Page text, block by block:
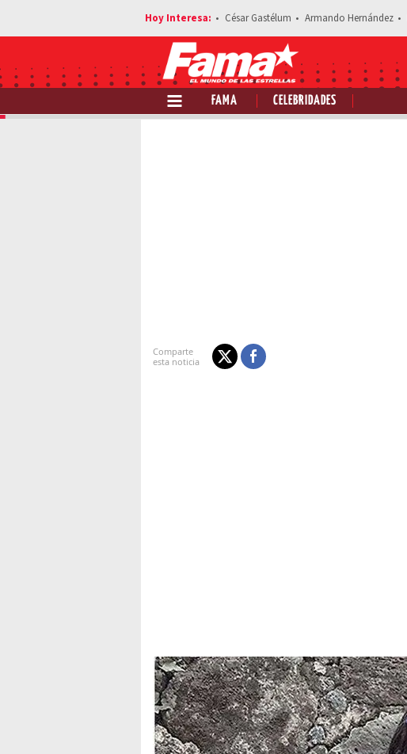
César Gastélum Armando Hernández
FAMA CELEBRIDADES